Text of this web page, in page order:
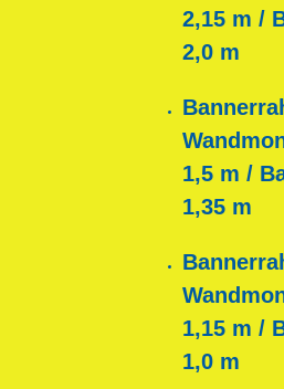
2,15 m /
2,0 m
1,5 m /
1,35 m
1,15 m /
1,0 m